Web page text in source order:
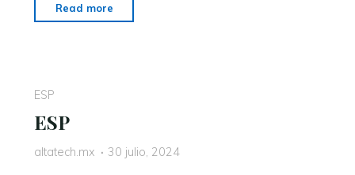
Read more
ESP
ESP
altatech.mx 30 julio, 2024